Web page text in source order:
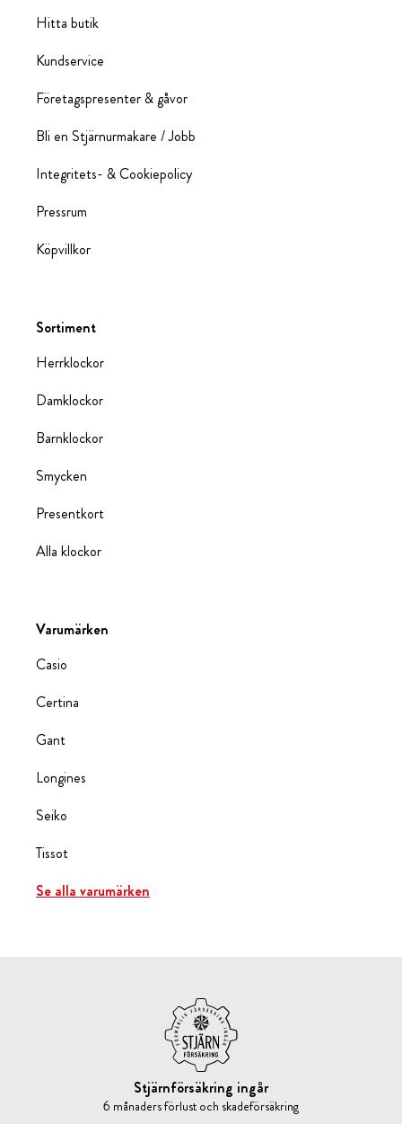
Hitta butik
Kundservice
Företagspresenter & gåvor
Bli en Stjärnurmakare / Jobb
Integritets- & Cookiepolicy
Pressrum
Köpvillkor
Sortiment
Herrklockor
Damklockor
Barnklockor
Smycken
Presentkort
Alla klockor
Varumärken
Casio
Certina
Gant
Longines
Seiko
Tissot
Se alla varumärken
Stjärnförsäkring ingår
6 månaders förlust och skadeförsäkring